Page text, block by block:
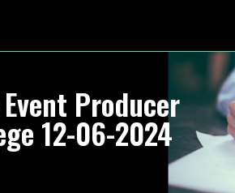
Producer
12-06-2024